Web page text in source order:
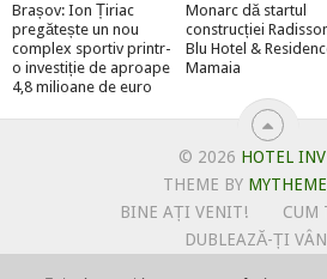
Brașov: Ion Țiriac
pregătește un nou
complex sportiv printr-
o investiție de aproape
4,8 milioane de euro
Monarc dă startul
construcției
Blu Hotel &
Mamaia
© 2026 HOTEL
THEME BY
BINE AȚI VENIT!
CUM
DUBLEAZĂ-ȚI